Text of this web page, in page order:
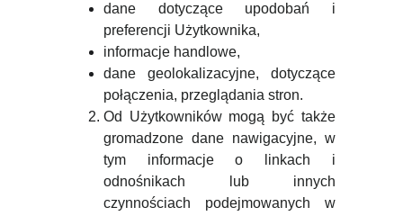
dane dotyczące upodobań i
preferencji Użytkownika,
informacje handlowe,
dane geolokalizacyjne, dotyczące
połączenia, przeglądania stron.
Od Użytkowników mogą być także
gromadzone dane nawigacyjne, w
tym informacje o linkach i
odnośnikach lub innych
czynnościach podejmowanych w